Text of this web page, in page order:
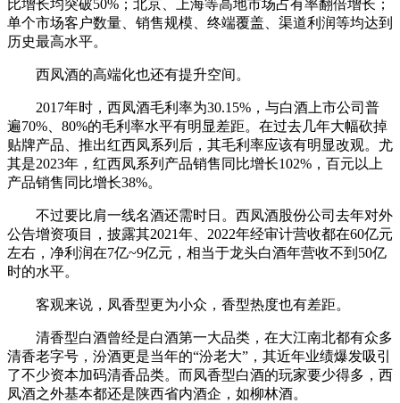
比增长均突破50%；北京、上海等高地市场占有率翻倍增长；
单个市场客户数量、销售规模、终端覆盖、渠道利润等均达到
历史最高水平。
西凤酒的高端化也还有提升空间。
2017年时，西凤酒毛利率为30.15%，与白酒上市公司普
遍70%、80%的毛利率水平有明显差距。在过去几年大幅砍掉
贴牌产品、推出红西凤系列后，其毛利率应该有明显改观。尤
其是2023年，红西凤系列产品销售同比增长102%，百元以上
产品销售同比增长38%。
不过要比肩一线名酒还需时日。西凤酒股份公司去年对外
公告增资项目，披露其2021年、2022年经审计营收都在60亿元
左右，净利润在7亿~9亿元，相当于龙头白酒年营收不到50亿
时的水平。
客观来说，凤香型更为小众，香型热度也有差距。
清香型白酒曾经是白酒第一大品类，在大江南北都有众多
清香老字号，汾酒更是当年的“汾老大”，其近年业绩爆发吸引
了不少资本加码清香品类。而凤香型白酒的玩家要少得多，西
凤酒之外基本都还是陕西省内酒企，如柳林酒。